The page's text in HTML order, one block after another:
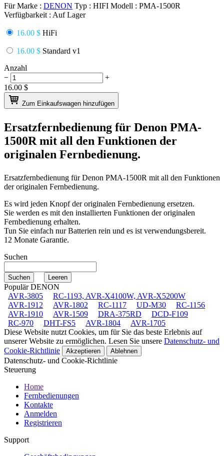
Für Marke : DENON Typ : HIFI Modell : PMA-1500R
Verfügbarkeit : Auf Lager
16.00 $ HiFi
16.00 $ Standard v1
Anzahl
−
+
16.00 $
Zum Einkaufswagen hinzufügen
Ersatzfernbedienung für Denon PMA-
1500R mit all den Funktionen der
originalen Fernbedienung.
Ersatzfernbedienung fürDenon PMA-1500R mit all den Funktionen
der originalen Fernbedienung.
Es wird jeden Knopf der originalen Fernbedienung ersetzen.
Sie werden es mit den installierten Funktionen der originalen
Fernbedienung erhalten.
Tun Sie einfach nur Batterien rein und es ist verwendungsbereit.
12 Monate Garantie.
Suchen
Populär DENON
AVR-3805
RC-1193, AVR-X4100W, AVR-X5200W
AVR-1912
AVR-1802 RC-1117 UD-M30
RC-1156
AVR-1910
AVR-1509 DRA-375RD
DCD-F109
RC-970
DHT-FS5 AVR-1804
AVR-1705
Diese Website nutzt Cookies, um für Sie das beste Erlebnis auf
unserer Website zu ermöglichen. Lesen Sie unsere Datenschutz- und
Cookie-Richtlinie
Akzeptieren Ablehnen
Datenschutz- und Cookie-Richtlinie
Steuerung
Home
Fernbedienungen
Kontakte
Anmelden
Registrieren
Support